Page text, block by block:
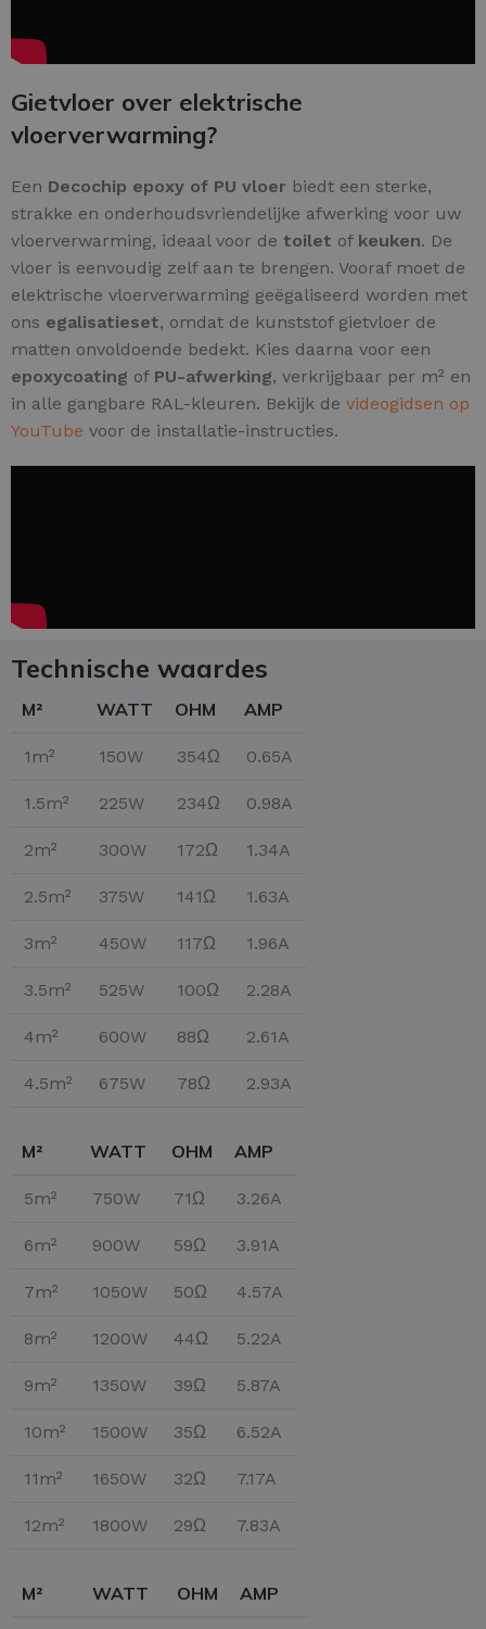
Gietvloer over elektrische
vloerverwarming?
Een Decochip epoxy of PU vloer biedt een sterke,
strakke en onderhoudsvriendelijke afwerking voor uw
vloerverwarming, ideaal voor de toilet of keuken. De
vloer is eenvoudig zelf aan te brengen. Vooraf moet de
elektrische vloerverwarming geëgaliseerd worden met
ons egalisatieset, omdat de kunststof gietvloer de
matten onvoldoende bedekt. Kies daarna voor een
epoxycoating of PU-afwerking, verkrijgbaar per m² en
in alle gangbare RAL-kleuren. Bekijk de videogidsen op
YouTube voor de installatie-instructies.
Technische waardes
M² WATT OHM AMP
1m² 150W 354Ω 0.65A
1.5m² 225W 234Ω 0.98A
2m² 300W 172Ω 1.34A
2.5m² 375W 141Ω 1.63A
3m² 450W 117Ω 1.96A
3.5m² 525W 100Ω 2.28A
4m² 600W 88Ω 2.61A
4.5m² 675W 78Ω 2.93A
M² WATT OHM AMP
5m² 750W 71Ω 3.26A
6m² 900W 59Ω 3.91A
7m² 1050W 50Ω 4.57A
8m² 1200W 44Ω 5.22A
9m² 1350W 39Ω 5.87A
10m² 1500W 35Ω 6.52A
11m² 1650W 32Ω 7.17A
12m² 1800W 29Ω 7.83A
M² WATT OHM AMP